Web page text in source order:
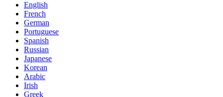
English
French
German
Portuguese
Spanish
Russian
Japanese
Korean
Arabic
Irish
Greek